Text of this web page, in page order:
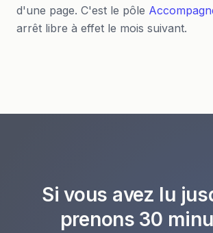
d'une page. C'est le pôle
arrêt libre à effet le mois suivant.
Si vous avez lu
prenons 30